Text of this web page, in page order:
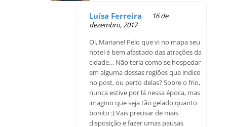
Luísa Ferreira
16 de
dezembro, 2017
Oi, Mariane! Pelo que vi no mapa seu
hotel é bem afastado das atrações da
cidade… Não teria como se hospedar
em alguma dessas regiões que indico
no post, ou perto delas? Sobre o frio,
nunca estive por lá nessa época, mas
imagino que seja tão gelado quanto
bonito :) Vais precisar de mais
disposição e fazer umas pausas